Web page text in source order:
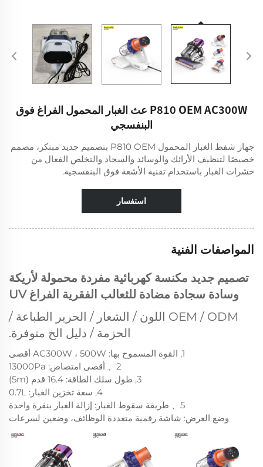
P810 OEM AC300W عث الغبار المحمول الفراغ فوق
البنفسجي
جهاز شفط الغبار المحمول P810 OEM بتصميم جديد مبتكر، مصمم
خصيصًا لتنظيف الأرائك والوسائد والسجاد والتخلص الفعال من
حشرات الغبار باستخدام تقنية الأشعة فوق البنفسجية.
استفسار
المواصفات الفنية
تصميم جديد مكنسة كهربائية مفردة محمولة لأريكة
وسادة سجادة مضادة للثعالب الفقرية الفراغ UV
OEM / ODM اللون / الشعار / الحرير الطباعة /
الحزمة / دليل الخ متوفرة.
1, القوة المسموح بها: AC300W ، 500W أقصى
2、 أقصى امتصاص: 13000Pa
3, طول سلك الطاقة: 16.4 قدم (5m)
4, سعة تخزين الغبار: 0.7L
5、 طريقة سقوط الغبار: إزالة الغبار بنقرة واحدة
وضع العرض: شاشة رقمية متعددة الوظائف، وضعين لسرعات